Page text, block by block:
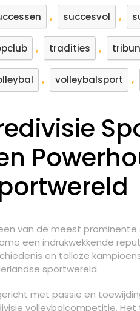
, succesvol ,
, tradities ,
, volleybalsport ,
van de meest prominente
een indrukwekkende
en talloze
sportwereld.
met passie en
volleybalcompetitie.